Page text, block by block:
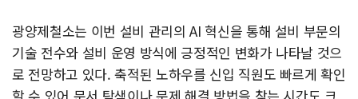
광양제철소는 이번 설비 관리의 AI 혁신을 통해 설비 부문의
기술 전수와 설비 운영 방식에 긍정적인 변화가 나타날 것으
로 전망하고 있다. 축적된 노하우를 신입 직원도 빠르게 확인